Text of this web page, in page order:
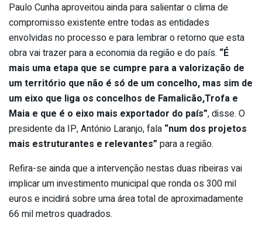
Paulo Cunha aproveitou ainda para salientar o clima de
compromisso existente entre todas as entidades
envolvidas no processo e para lembrar o retorno que esta
obra vai trazer para a economia da região e do país. “É
mais uma etapa que se cumpre para a valorização de
um território que não é só de um concelho, mas sim de
um eixo que liga os concelhos de Famalicão,Trofa e
Maia e que é o eixo mais exportador do país”, disse. O
presidente da IP, António Laranjo, fala “num dos projetos
mais estruturantes e relevantes” para a região.
Refira-se ainda que a intervenção nestas duas ribeiras vai
implicar um investimento municipal que ronda os 300 mil
euros e incidirá sobre uma área total de aproximadamente
66 mil metros quadrados.